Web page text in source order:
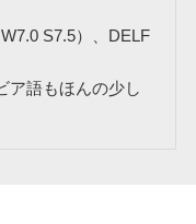
S7.5）、DELF
ア語もほんの少し